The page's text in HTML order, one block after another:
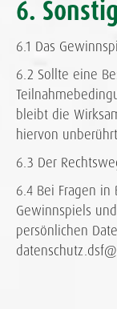
6.
6.1 Das
6.2 Sollte eine
bleibt die
hiervon
6.3 Der
6.4 Bei Fragen
Gewinnspiels
persönlichen